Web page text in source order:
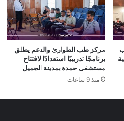
مركز طب الطوارئ والدعم يطلق
برنامجًا تدريبيًا استعدادًا لافتتاح
مستشفى حمدة بمدينة الجميل
منذ 9 ساعات